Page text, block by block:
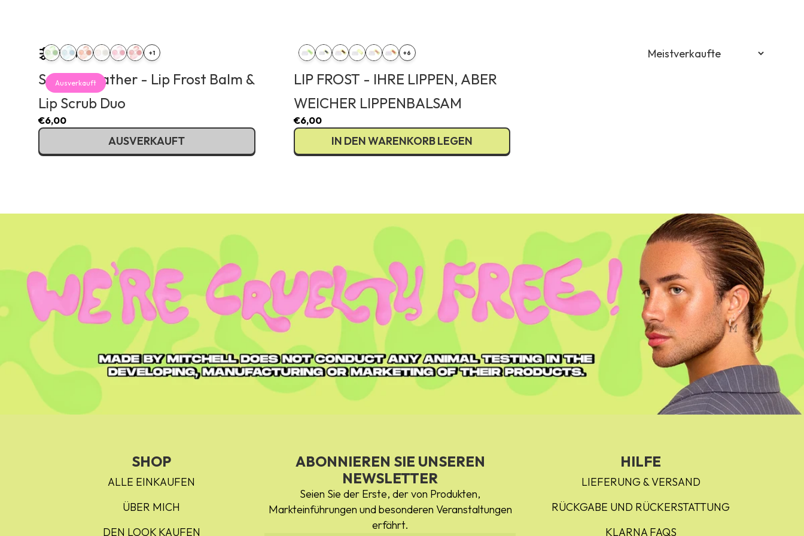
Luxemburg (EUR) €)
Malta (EUR €)
Portugal (EUR €)
Rumänien (RON Lei)
Schweden (SEK kr)
Filter +1
Scrub & Slather - Lip Frost Balm &
Lip Scrub Duo
€6,00
AUSVERKAUFT
Ausverkauft
+6
LIP FROST - IHRE LIPPEN, ABER
WEICHER LIPPENBALSAM
€6,00
IN DEN WARENKORB LEGEN
SHOP
ALLE EINKAUFEN
ÜBER MICH
DEN LOOK KAUFEN
ABONNIEREN SIE UNSEREN
NEWSLETTER
Seien Sie der Erste, der von Produkten,
Markteinführungen und besonderen Veranstaltungen
erfährt.
HILFE
LIEFERUNG & VERSAND
RÜCKGABE UND RÜCKERSTATTUNG
KLARNA FAQS